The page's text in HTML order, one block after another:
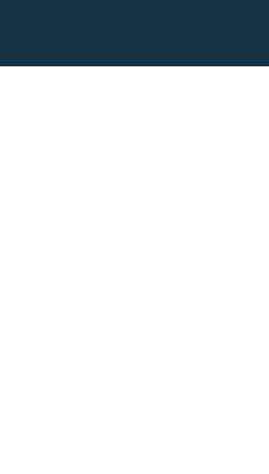
La ridicarea